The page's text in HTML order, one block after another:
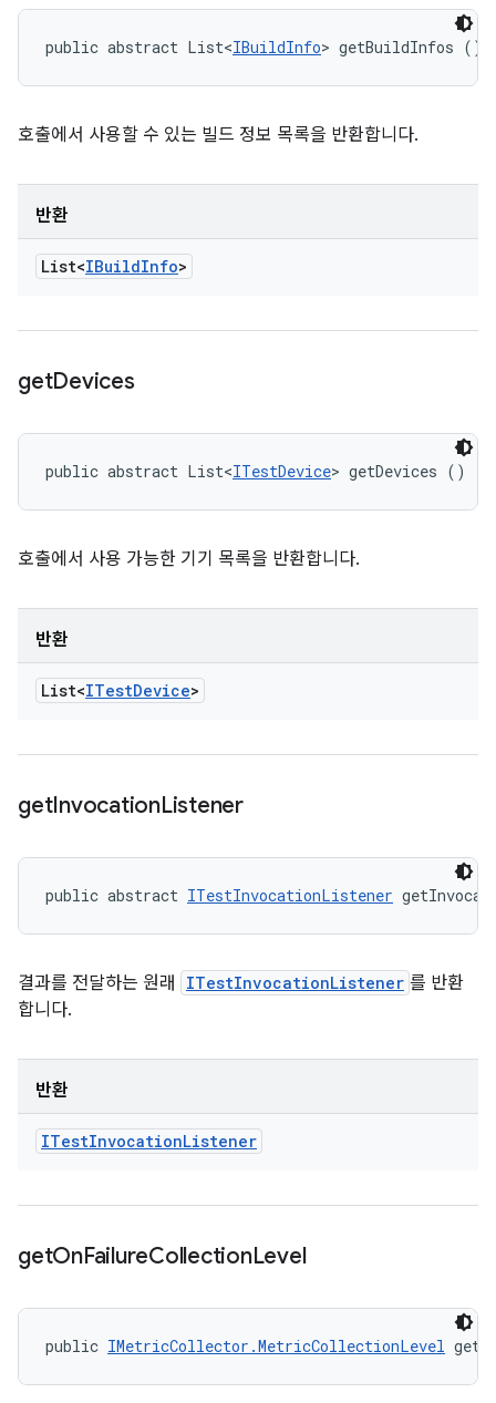
public abstract List<IBuildInfo> getBuildInfos ()
호출에서 사용할 수 있는 빌드 정보 목록을 반환합니다.
반환
List<IBuildInfo>
getDevices
public abstract List<ITestDevice> getDevices ()
호출에서 사용 가능한 기기 목록을 반환합니다.
반환
List<ITestDevice>
getInvocationListener
public abstract ITestInvocationListener
결과를 전달하는 원래 ITestInvocationListener 를 반환
합니다.
반환
ITestInvocationListener
getOnFailureCollectionLevel
public IMetricCollector.MetricCollectionLevel